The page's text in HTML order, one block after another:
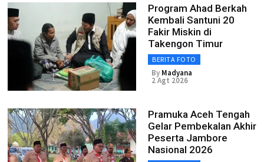
Program Ahad Berkah
Kembali Santuni 20
Fakir Miskin di
Takengon Timur
BERITA FOTO
By Madyana
2 Agt 2026
Pramuka Aceh Tengah
Gelar Pembekalan Akhir
Peserta Jambore
Nasional 2026